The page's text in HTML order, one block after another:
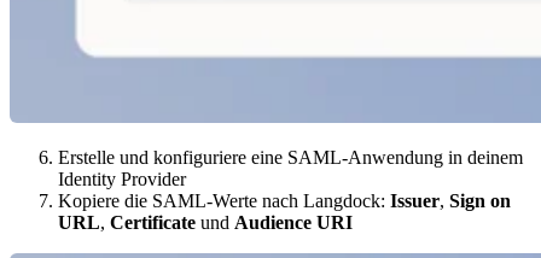
Erstelle und konfiguriere eine SAML-Anwendung in deinem
Identity Provider
Kopiere die SAML-Werte nach Langdock: Issuer, Sign on
URL, Certificate und Audience URI